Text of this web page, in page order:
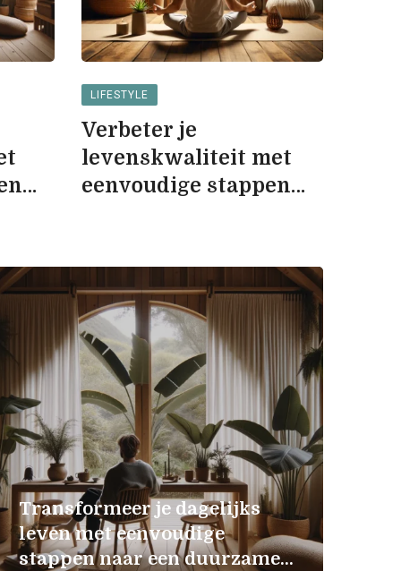
LIFESTYLE
Verbeter je
levenskwaliteit met
eenvoudige stappen
Transformeer je dagelijks
leven met eenvoudige
stappen naar een duurzame